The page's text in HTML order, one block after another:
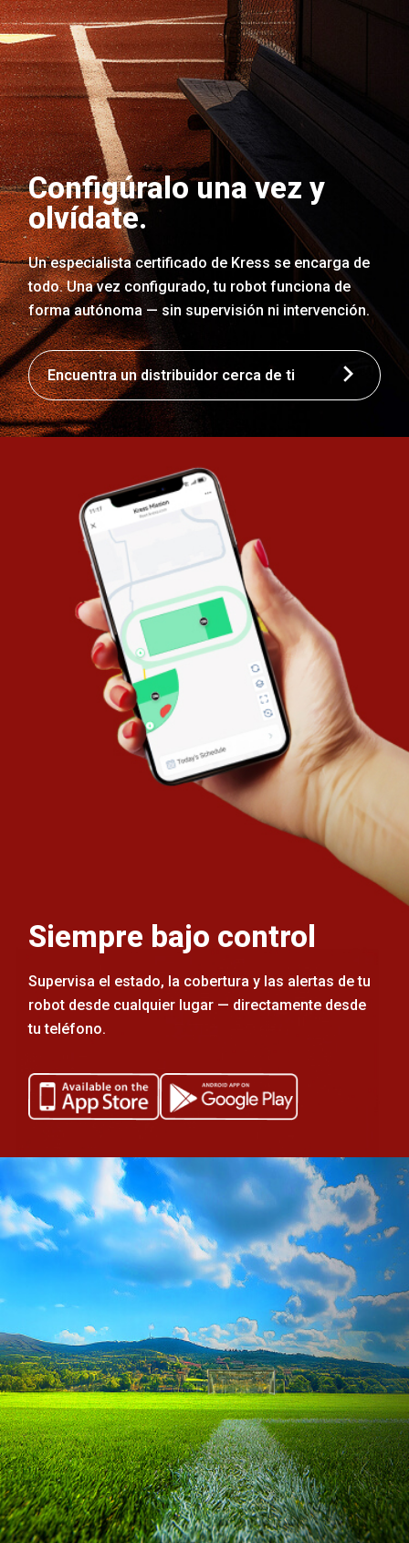
Configúralo una vez y
olvídate.
Un especialista certificado de Kress se encarga de
todo. Una vez configurado, tu robot funciona de
forma autónoma — sin supervisión ni intervención.
Encuentra un distribuidor cerca de ti
Siempre bajo control
Supervisa el estado, la cobertura y las alertas de tu
robot desde cualquier lugar — directamente desde
tu teléfono.